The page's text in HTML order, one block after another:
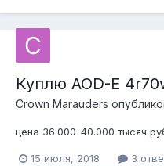
Куплю AOD-E
Crown Marauders
цена 36.000-40.000 тысяч
15 июля, 2018 3